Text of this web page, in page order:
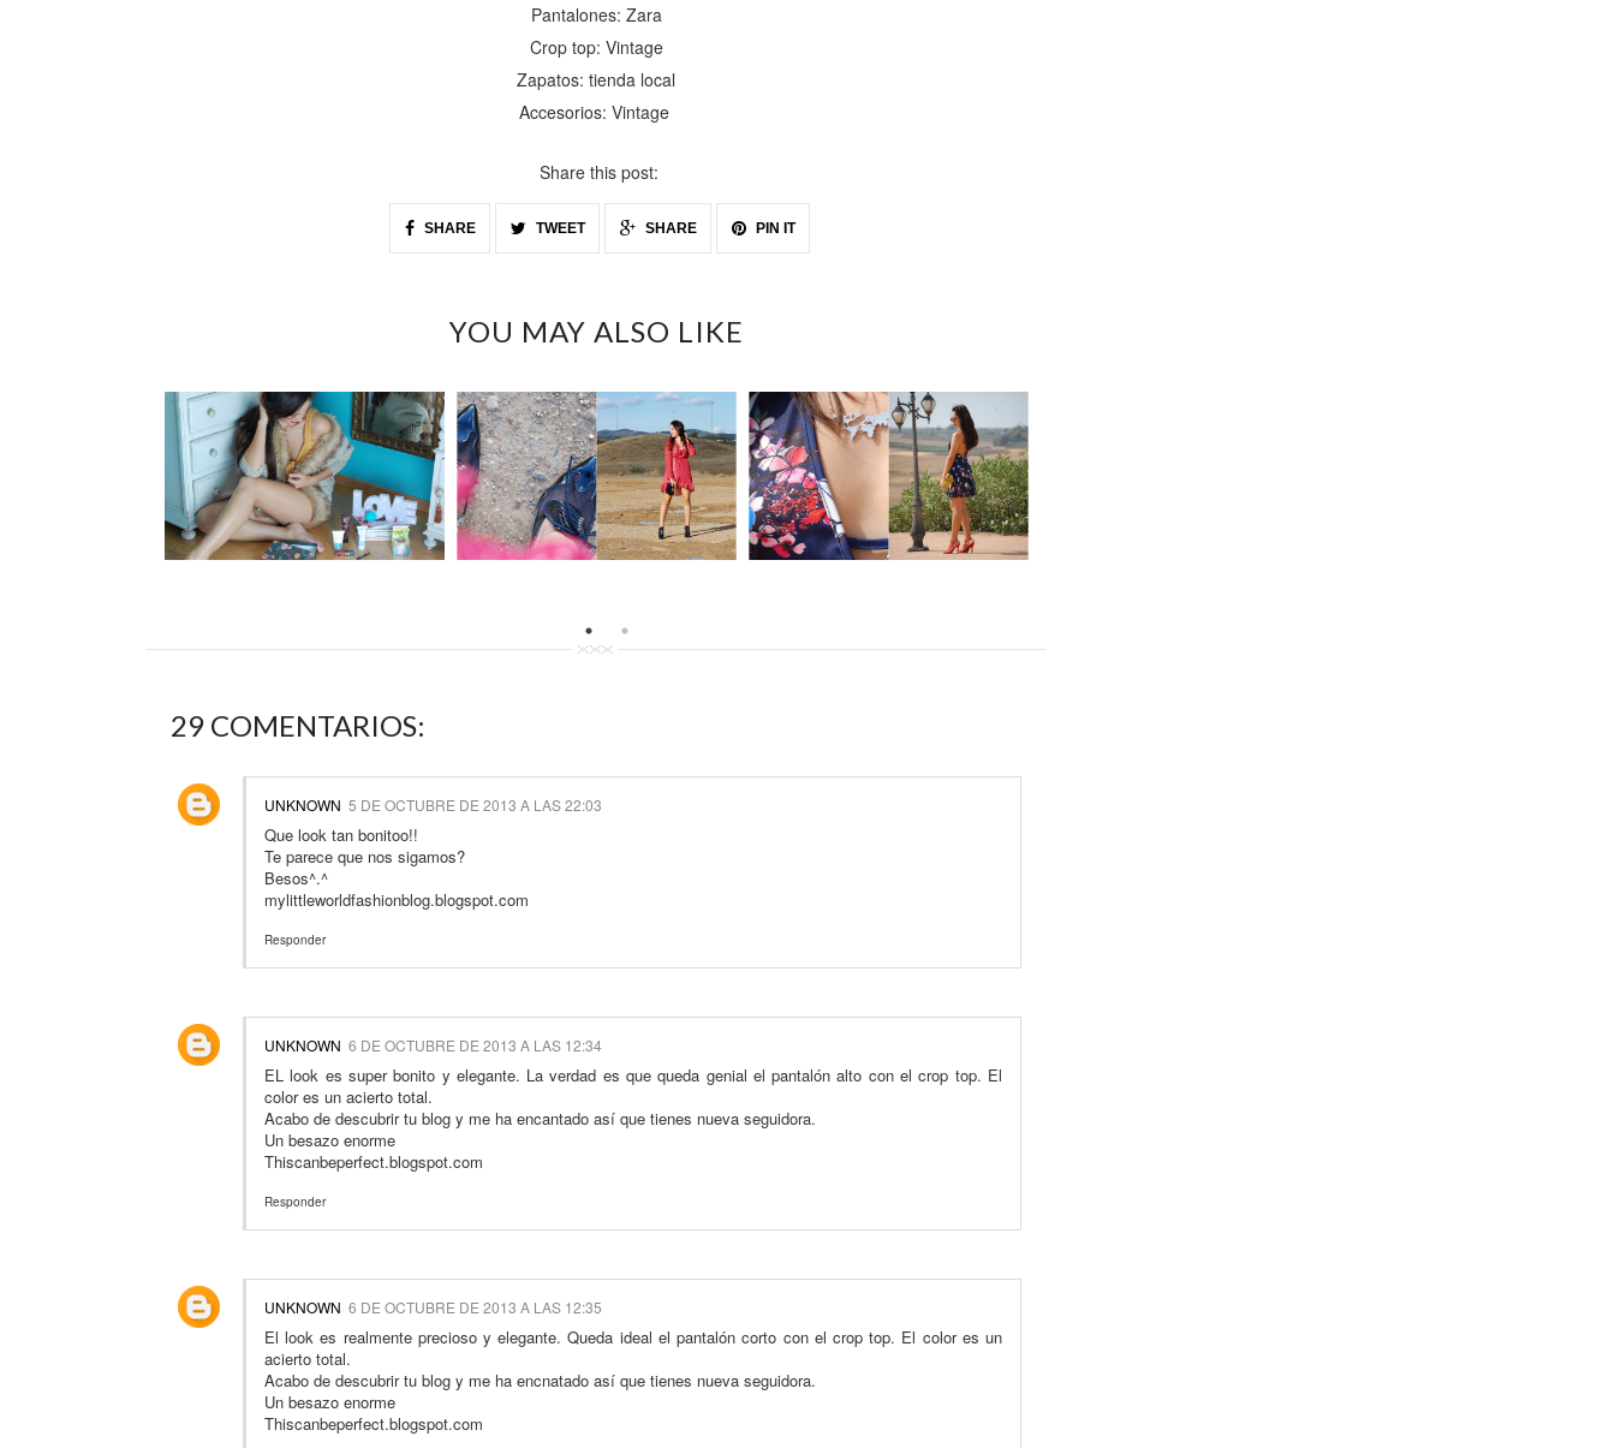
Pantalones: Zara
Crop top: Vintage
Zapatos: tienda local
Accesorios: Vintage
Share this post:
SHARE TWEET SHARE PIN IT
YOU MAY ALSO LIKE
29 COMENTARIOS:
UNKNOWN 5 DE OCTUBRE DE 2013 A LAS 22:03
Que look tan bonitoo!!
Te parece que nos sigamos?
Besos^.^
mylittleworldfashionblog.blogspot.com
Responder
UNKNOWN 6 DE OCTUBRE DE 2013 A LAS 12:34
EL look es super bonito y elegante. La verdad es que queda genial el pantalón alto con el crop top. El
color es un acierto total.
Acabo de descubrir tu blog y me ha encantado así que tienes nueva seguidora.
Un besazo enorme
Thiscanbeperfect.blogspot.com
Responder
UNKNOWN 6 DE OCTUBRE DE 2013 A LAS 12:35
El look es realmente precioso y elegante. Queda ideal el pantalón corto con el crop top. El color es un
acierto total.
Acabo de descubrir tu blog y me ha encnatado así que tienes nueva seguidora.
Un besazo enorme
Thiscanbeperfect.blogspot.com